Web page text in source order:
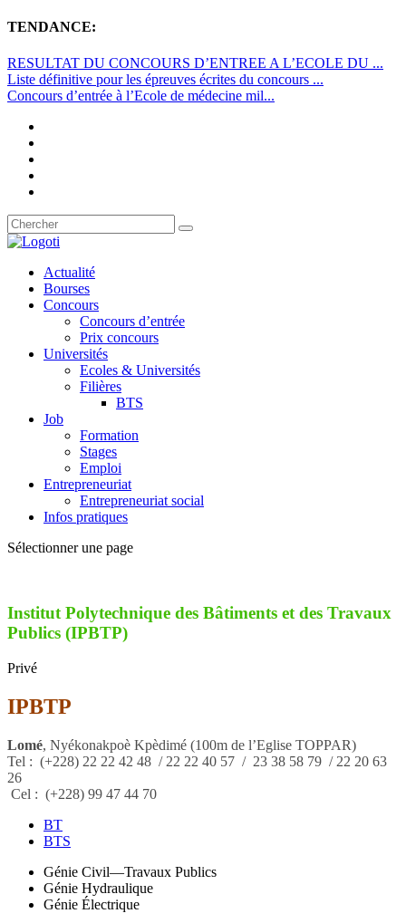
TENDANCE:
RESULTAT DU CONCOURS D’ENTREE A L’ECOLE DU ...
Liste définitive pour les épreuves écrites du concours ...
Concours d’entrée à l’Ecole de médecine mil...
Actualité
Bourses
Concours
Concours d’entrée
Prix concours
Universités
Ecoles & Universités
Filières
BTS
Job
Formation
Stages
Emploi
Entrepreneuriat
Entrepreneuriat social
Infos pratiques
Sélectionner une page
Institut Polytechnique des Bâtiments et des Travaux
Publics (IPBTP)
Privé
IPBTP
Lomé, Nyékonakpoè Kpèdimé (100m de l’Eglise TOPPAR)
Tel : (+228) 22 22 42 48 / 22 22 40 57 / 23 38 58 79 / 22 20 63
26
Cel : (+228) 99 47 44 70
BT
BTS
Génie Civil—Travaux Publics
Génie Hydraulique
Génie Électrique